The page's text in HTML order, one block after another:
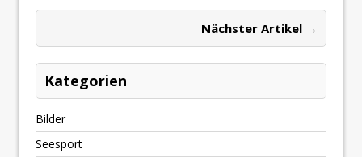
Nächster Artikel →
Kategorien
Bilder
Seesport